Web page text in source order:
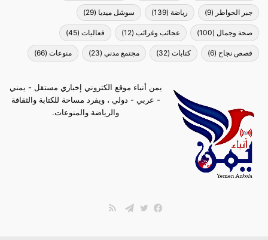
جبر الخواطر (9) رياضة (139) سوشل ميديا (29)
صحة وجمال (100) عجائب وغرائب (12) فعاليات (45)
قصص نجاح (6) كتابات (32) مجتمع مدني (23) منوعات (66)
يمن أنباء موقع الكتروني إخباري مستقل - يمني
- عربي - دولي ، ويفرد مساحة للكتابة والثقافة
والرياضة والمنوعات.